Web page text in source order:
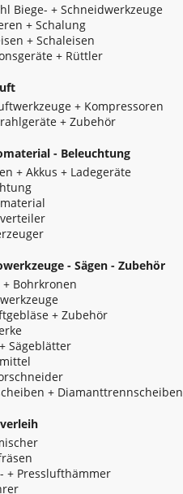
Biege- + Schneidwerkzeuge
+ Schalung
+ Schaleisen
+ Rüttler
+ Kompressoren
+ Zubehör
- Beleuchtung
+ Akkus + Ladegeräte
- Sägen - Zubehör
Bohrkronen
+ Zubehör
Sägeblätter
+ Diamanttrennscheiben
+ Presslufthämmer